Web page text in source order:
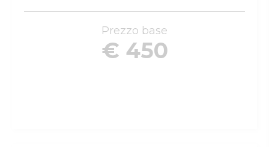
Prezzo base
€ 450